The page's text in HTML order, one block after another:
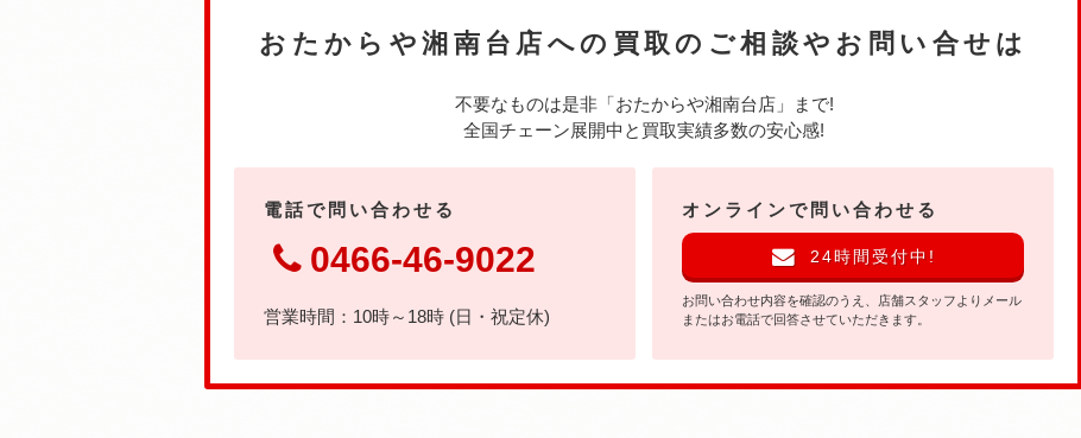
おたからや湘南台店への 買取のご相談やお問い合せは
不要なものは是非「おたからや湘南台店」まで!
全国チェーン展開中と買取実績多数の安心感!
電話で問い合わせる
0466-46-9022
営業時間：10時～18時 (日・祝定休)
オンラインで問い合わせる
24時間受付中!
お問い合わせ内容を確認のうえ、店舗スタッフよりメール
またはお電話で回答させていただきます。